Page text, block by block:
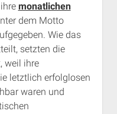
monatlichen
dem Motto
Wie das
setzten die
weil ihre
letztlich erfolglosen
waren und